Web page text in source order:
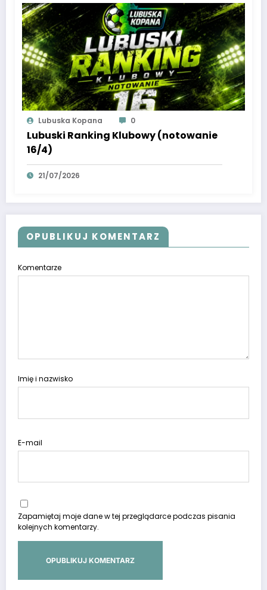
Lubuska Kopana 0
Lubuski Ranking Klubowy (notowanie
16/4)
21/07/2026
OPUBLIKUJ KOMENTARZ
Komentarze
Imię i nazwisko
E-mail
Zapamiętaj moje dane w tej przeglądarce podczas pisania
kolejnych komentarzy.